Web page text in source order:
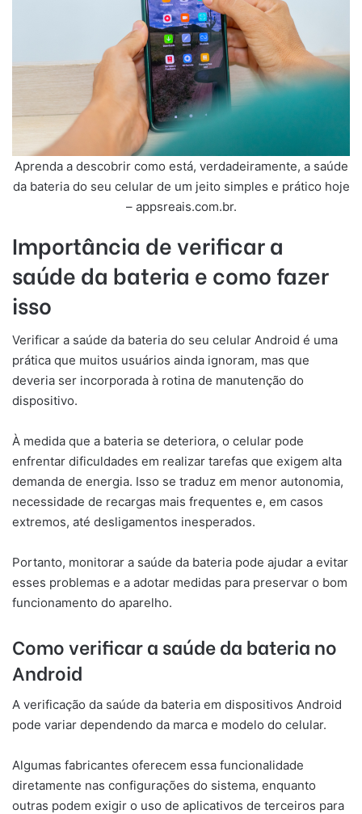
Aprenda a descobrir como está, verdadeiramente, a saúde
da bateria do seu celular de um jeito simples e prático hoje
– appsreais.com.br.
Importância de verificar a
saúde da bateria e como fazer
isso
Verificar a saúde da bateria do seu celular Android é uma
prática que muitos usuários ainda ignoram, mas que
deveria ser incorporada à rotina de manutenção do
dispositivo.
À medida que a bateria se deteriora, o celular pode
enfrentar dificuldades em realizar tarefas que exigem alta
demanda de energia. Isso se traduz em menor autonomia,
necessidade de recargas mais frequentes e, em casos
extremos, até desligamentos inesperados.
Portanto, monitorar a saúde da bateria pode ajudar a evitar
esses problemas e a adotar medidas para preservar o bom
funcionamento do aparelho.
Como verificar a saúde da bateria no
Android
A verificação da saúde da bateria em dispositivos Android
pode variar dependendo da marca e modelo do celular.
Algumas fabricantes oferecem essa funcionalidade
diretamente nas configurações do sistema, enquanto
outras podem exigir o uso de aplicativos de terceiros para